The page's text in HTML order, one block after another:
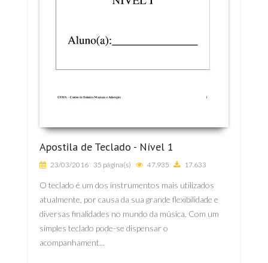
Apostila de Teclado - Nível 1
23/03/2016 35 página(s) 47.935 17.633
O teclado é um dos instrumentos mais utilizados
atualmente, por causa da sua grande flexibilidade e
diversas finalidades no mundo da música. Com um
simples teclado pode-se dispensar o
acompanhament...